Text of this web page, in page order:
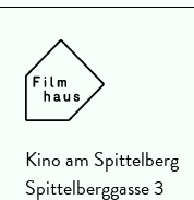
Kino am Spittelberg
Spittelberggasse 3